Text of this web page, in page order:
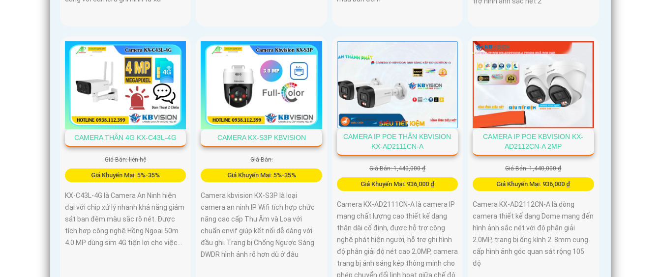
CAMERA THÂN 4G KX-C43L-4G
Giá Bán: liên hệ
Giá Khuyến Mại: 5%-35%
KX-C43L-4G là Camera An Ninh hiện
đại với chip xử lý nhanh khả năng giám
sát ban đêm màu sắc rõ nét. Được
tích hợp công nghệ Hồng Ngoại 50m
4.0 MP dùng sim 4G tiện lợi cho việc...
CAMERA KX-S3P KBVISION
Giá Bán:
Giá Khuyến Mại: 5%-35%
Camera kbvision KX-S3P là loại
camera an ninh IP Wifi tích hợp chức
năng cao cấp Thu Âm và Loa với
chuẩn onvif giúp kết nối dễ dàng với
đầu ghi. Trang bị Chống Ngược Sáng
DWDR hình ảnh rõ hơn dù ở đâu
CAMERA IP POE THÂN KBVISION
KX-AD2111CN-A
Giá Bán: 1,440,000 ₫
Giá Khuyến Mại: 936,000 ₫
Camera KX-AD2111CN-A là camera IP
mạng chất lượng cao thiết kế dạng
thân dài cố định, được hỗ trợ công
nghệ phát hiện người, hỗ trợ ghi hình
độ phân giải độ nét cao 2.0MP, camera
trang bị ánh sáng kép thông minh cho
phép chuyển đổi linh hoạt giữa chế độ
CAMERA IP POE KBVISION KX-
AD2112CN-A 2MP
Giá Bán: 1,440,000 ₫
Giá Khuyến Mại: 936,000 ₫
Camera KX-AD2112CN-A là dòng
camera thiết kế dạng Dome mang đến
hình ảnh sắc nét với độ phân giải
2.0MP, trang bị ống kính 2. 8mm cung
cấp hình ảnh góc quan sát rộng 105
độ